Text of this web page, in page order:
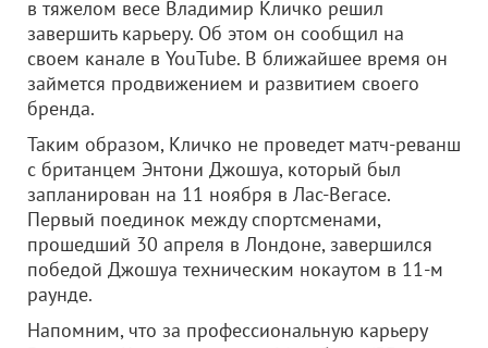
в тяжелом весе Владимир Кличко решил
завершить карьеру. Об этом он сообщил на
своем канале в YouTube. В ближайшее время он
займется продвижением и развитием своего
бренда.
Таким образом, Кличко не проведет матч-реванш
с британцем Энтони Джошуа, который был
запланирован на 11 ноября в Лас-Вегасе.
Первый поединок между спортсменами,
прошедший 30 апреля в Лондоне, завершился
победой Джошуа техническим нокаутом в 11-м
раунде.
Напомним, что за профессиональную карьеру